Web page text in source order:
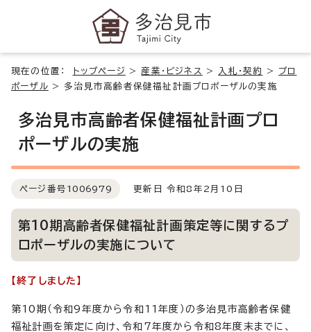
現在の位置： トップページ > 産業・ビジネス > 入札・契約 > プロ
ポーザル >多治見市高齢者保健福祉計画プロポーザルの実施
多治見市高齢者保健福祉計画プロ
ポーザルの実施
ページ番号 1006979 更新日 令和8年2月10日
第10期高齢者保健福祉計画策定等に関するプ
ロポーザルの実施について
【終了しました】
第10期（令和9年度から令和11年度）の多治見市高齢者保健
福祉計画を策定に向け、令和7年度から令和8年度末までに、